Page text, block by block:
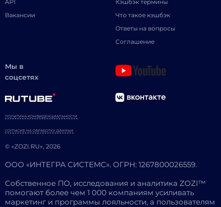
API
Вакансии
Кэшбэк термины
Что такое кэшбэк
Ответы на вопросы
Соглашение
Мы в
соцсетях
© «ZOZI.RU», 2026
ПОЛИТИКА КОНФИДЕНЦИАЛЬНОСТИ
СОГЛАСИЕ НА ОБРАБОТКУ ДАННЫХ
ООО «ИНТЕГРА СИСТЕМС». ОГРН: 1267800026559.
Собственное ПО, исследования и аналитика ZOZI™
помогают более чем 1 000 компаниям усиливать
маркетинг и программы лояльности, а пользователям